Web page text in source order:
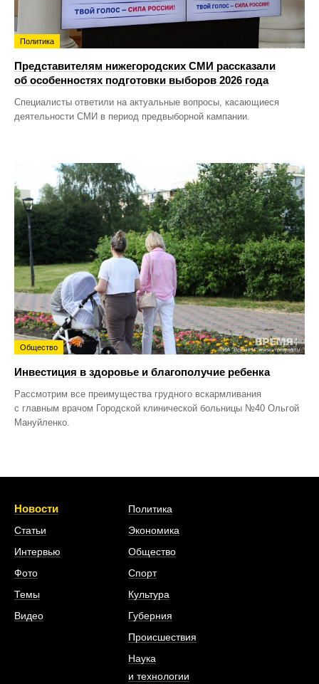
Политика
Представителям нижегородских СМИ рассказали
об особенностях подготовки выборов 2026 года
Специалисты ответили на актуальные вопросы, касающиеся
деятельности СМИ в период предвыборной кампании.
Общество
Инвестиция в здоровье и благополучие ребенка
Рассмотрим все преимущества грудного вскармливания
с главным врачом Городской клинической больницы №40 Ольгой
Мануйленко.
Новости
Статьи
Интервью
Фото
Темы
Видео
Политика
Экономика
Общество
Спорт
Культура
Губерния
Происшествия
Наука
и технологии